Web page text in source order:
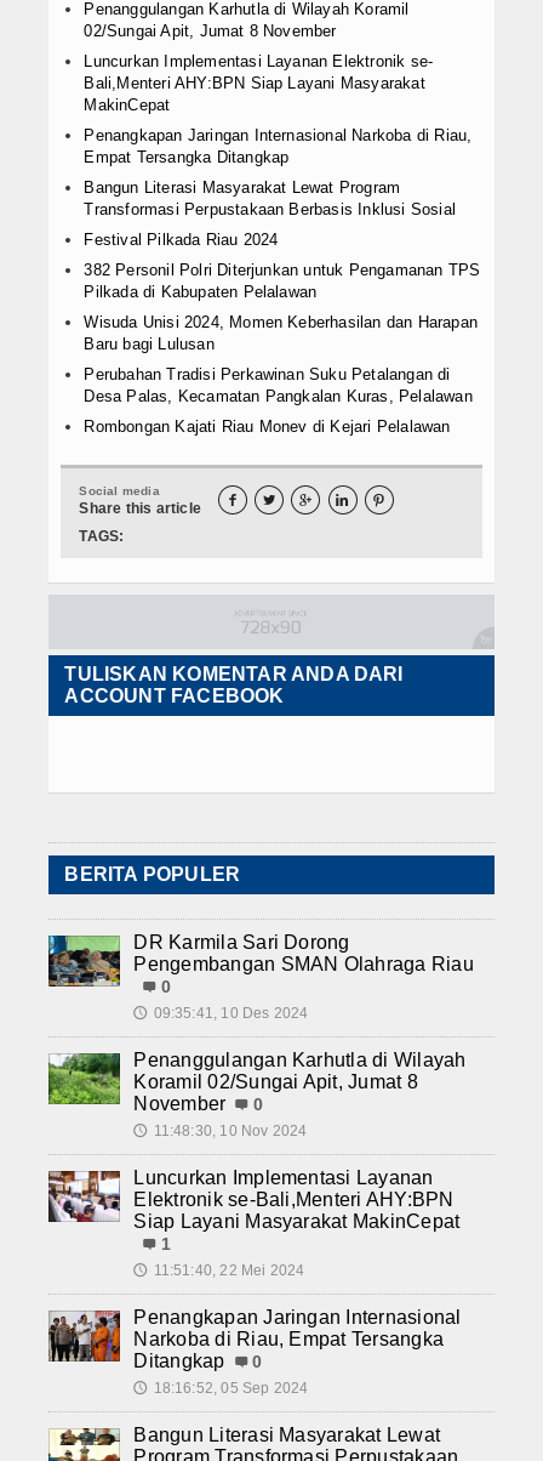
Penanggulangan Karhutla di Wilayah Koramil
02/Sungai Apit, Jumat 8 November
Luncurkan Implementasi Layanan Elektronik se-
Bali,Menteri AHY:BPN Siap Layani Masyarakat
MakinCepat
Penangkapan Jaringan Internasional Narkoba di Riau,
Empat Tersangka Ditangkap
Bangun Literasi Masyarakat Lewat Program
Transformasi Perpustakaan Berbasis Inklusi Sosial
Festival Pilkada Riau 2024
382 Personil Polri Diterjunkan untuk Pengamanan TPS
Pilkada di Kabupaten Pelalawan
Wisuda Unisi 2024, Momen Keberhasilan dan Harapan
Baru bagi Lulusan
Perubahan Tradisi Perkawinan Suku Petalangan di
Desa Palas, Kecamatan Pangkalan Kuras, Pelalawan
Rombongan Kajati Riau Monev di Kejari Pelalawan
Social media
Share this article     
TAGS:
TULISKAN KOMENTAR ANDA DARI
ACCOUNT FACEBOOK
BERITA POPULER
DR Karmila Sari Dorong
Pengembangan SMAN Olahraga Riau
0
🕔 09:35:41, 10 Des 2024
Penanggulangan Karhutla di Wilayah
Koramil 02/Sungai Apit, Jumat 8
November
0
🕔 11:48:30, 10 Nov 2024
Luncurkan Implementasi Layanan
Elektronik se-Bali,Menteri AHY:BPN
Siap Layani Masyarakat MakinCepat
1
🕔 11:51:40, 22 Mei 2024
Penangkapan Jaringan Internasional
Narkoba di Riau, Empat Tersangka
Ditangkap
0
🕔 18:16:52, 05 Sep 2024
Bangun Literasi Masyarakat Lewat